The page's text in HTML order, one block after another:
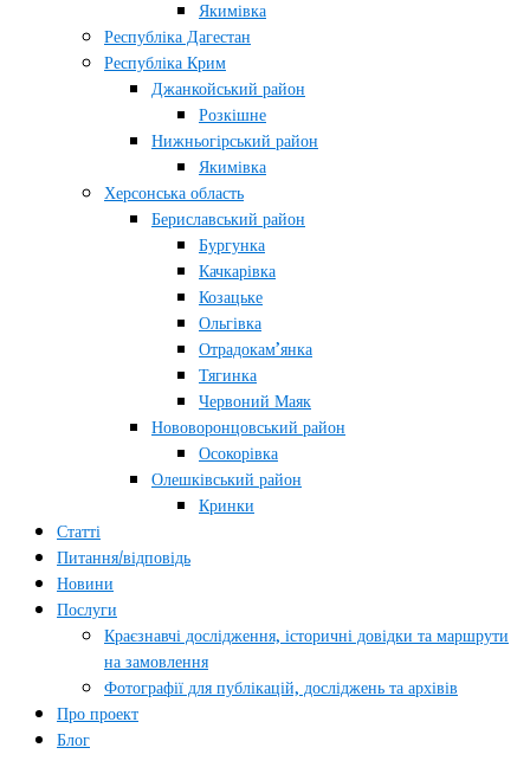
Якимівка
Республіка Дагестан
Республіка Крим
Джанкойський район
Розкішне
Нижньогірський район
Якимівка
Херсонська область
Бериславський район
Бургунка
Качкарівка
Козацьке
Ольгівка
Отрадокам’янка
Тягинка
Червоний Маяк
Нововоронцовський район
Осокорівка
Олешківський район
Кринки
Статті
Питання/відповідь
Новини
Послуги
Краєзнавчі дослідження, історичні довідки та маршрути
на замовлення
Фотографії для публікацій, досліджень та архівів
Про проект
Блог